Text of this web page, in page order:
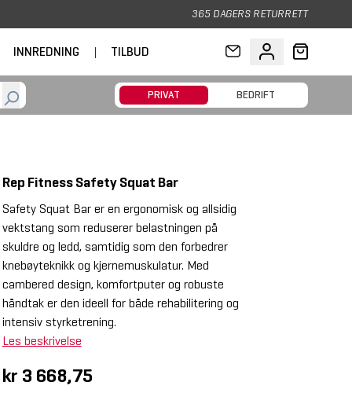
365 DAGERS RETURRETT
INNREDNING | TILBUD
PRIVAT BEDRIFT
Rep Fitness Safety Squat Bar
Safety Squat Bar er en ergonomisk og allsidig
vektstang som reduserer belastningen på
skuldre og ledd, samtidig som den forbedrer
knebøyteknikk og kjernemuskulatur. Med
cambered design, komfortputer og robuste
håndtak er den ideell for både rehabilitering og
intensiv styrketrening.
Les beskrivelse
kr 3 668,75